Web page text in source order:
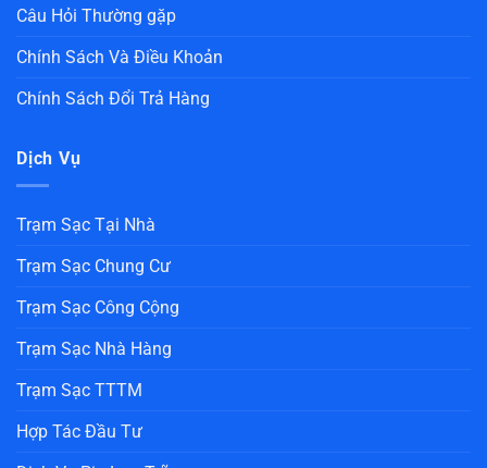
Câu Hỏi Thường gặp
Chính Sách Và Điều Khoản
Chính Sách Đổi Trả Hàng
Dịch Vụ
Trạm Sạc Tại Nhà
Trạm Sạc Chung Cư
Trạm Sạc Công Cộng
Trạm Sạc Nhà Hàng
Trạm Sạc TTTM
Hợp Tác Đầu Tư